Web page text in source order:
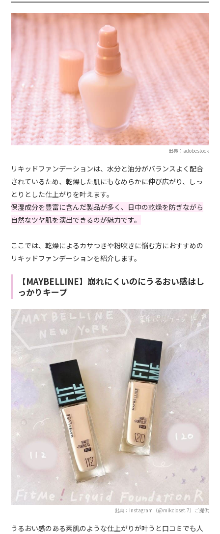
出典：adobestock
リキッドファンデーションは、水分と油分がバランスよく配合
されているため、乾燥した肌にもなめらかに伸び広がり、しっ
とりとした仕上がりを叶えます。
保湿成分を豊富に含んだ製品が多く、日中の乾燥を防ぎながら
自然なツヤ肌を演出できるのが魅力です。
ここでは、乾燥によるカサつきや粉吹きに悩む方におすすめの
リキッドファンデーションを紹介します。
【MAYBELLINE】崩れにくいのにうるおい感はし
っかりキープ
出典：Instagram（@mikcloset.7）ご提供
うるおい感のある素肌のような仕上がりが叶うと口コミでも人